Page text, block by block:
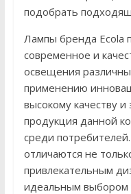
подобрать
Лампы бренда Ecola
современное и
освещения
применению
высокому качеству и
продукция данной
среди
отличаются не
привлекательным
идеальным выбором